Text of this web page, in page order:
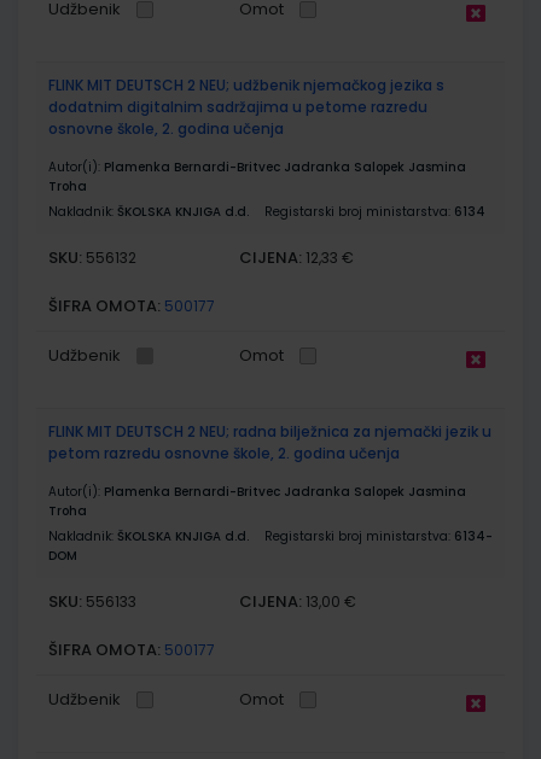
Udžbenik Omot
FLINK MIT DEUTSCH 2 NEU; udžbenik njemačkog jezika s
dodatnim digitalnim sadržajima u petome razredu
osnovne škole, 2. godina učenja
Autor(i): Plamenka Bernardi-Britvec Jadranka Salopek Jasmina
Troha
Nakladnik: ŠKOLSKA KNJIGA d.d. Registarski broj ministarstva: 6134
SKU: 556132 CIJENA: 12,33 €
ŠIFRA OMOTA: 500177
Udžbenik Omot
FLINK MIT DEUTSCH 2 NEU; radna bilježnica za njemački jezik u
petom razredu osnovne škole, 2. godina učenja
Autor(i): Plamenka Bernardi-Britvec Jadranka Salopek Jasmina
Troha
Nakladnik: ŠKOLSKA KNJIGA d.d. Registarski broj ministarstva: 6134-
DOM
SKU: 556133 CIJENA: 13,00 €
ŠIFRA OMOTA: 500177
Udžbenik Omot